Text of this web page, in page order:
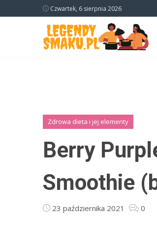
Czwartek, 6 sierpnia 2026
Zdrowa dieta i jej elementy
Berry
Smoothie
23 października 2021 0